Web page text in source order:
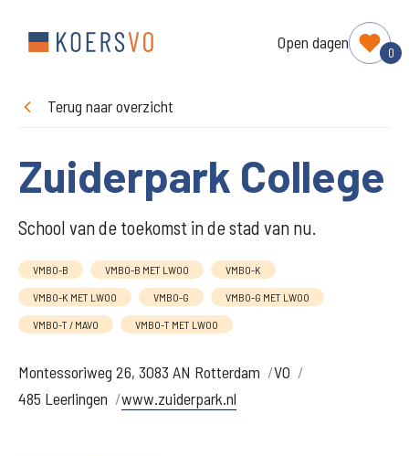
Open dagen
0
Terug naar overzicht
Zuiderpark College
School van de toekomst in de stad van nu.
VMBO-B VMBO-B MET LWOO VMBO-K
VMBO-K MET LWOO VMBO-G VMBO-G MET LWOO
VMBO-T / MAVO VMBO-T MET LWOO
Montessoriweg 26, 3083 AN Rotterdam
VO
485 Leerlingen
www.zuiderpark.nl